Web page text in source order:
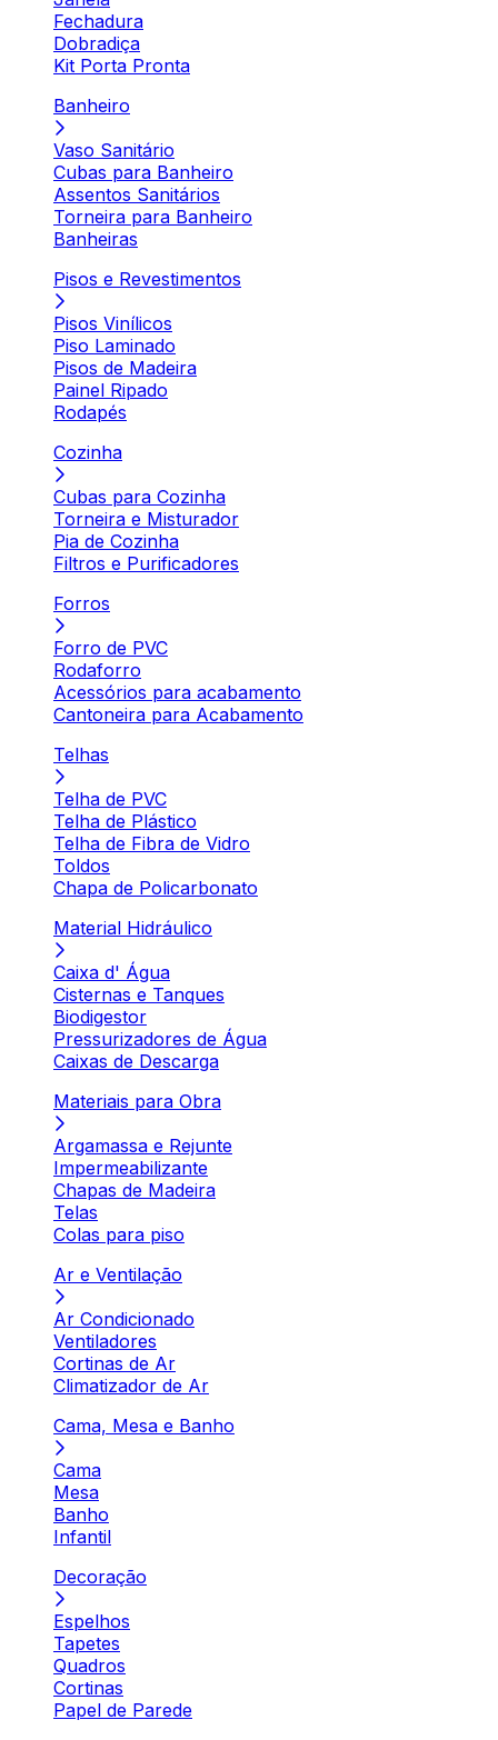
Fechadura
Dobradiça
Kit Porta Pronta
Banheiro
Vaso Sanitário
Cubas para Banheiro
Assentos Sanitários
Torneira para Banheiro
Banheiras
Pisos e Revestimentos
Pisos Vinílicos
Piso Laminado
Pisos de Madeira
Painel Ripado
Rodapés
Cozinha
Cubas para Cozinha
Torneira e Misturador
Pia de Cozinha
Filtros e Purificadores
Forros
Forro de PVC
Rodaforro
Acessórios para acabamento
Cantoneira para Acabamento
Telhas
Telha de PVC
Telha de Plástico
Telha de Fibra de Vidro
Toldos
Chapa de Policarbonato
Material Hidráulico
Caixa d' Água
Cisternas e Tanques
Biodigestor
Pressurizadores de Água
Caixas de Descarga
Materiais para Obra
Argamassa e Rejunte
Impermeabilizante
Chapas de Madeira
Telas
Colas para piso
Ar e Ventilação
Ar Condicionado
Ventiladores
Cortinas de Ar
Climatizador de Ar
Cama, Mesa e Banho
Cama
Mesa
Banho
Infantil
Decoração
Espelhos
Tapetes
Quadros
Cortinas
Papel de Parede